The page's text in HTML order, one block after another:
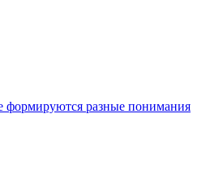
формируются разные понимания